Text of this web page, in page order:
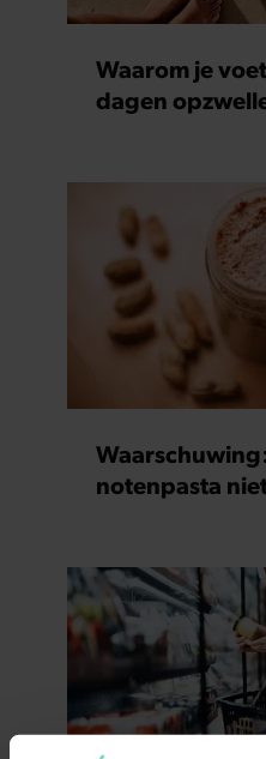
Waarom je
dagen
notenpasta